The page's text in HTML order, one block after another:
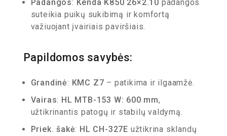
Padangos: Kenda K850 26×2.10 padangos
suteikia puikų sukibimą ir komfortą
važiuojant įvairiais paviršiais.
Papildomos savybės:
Grandinė: KMC Z7 – patikima ir ilgaamžė.
Vairas: HL MTB-153 W: 600 mm,
užtikrinantis patogų ir stabilų valdymą.
Priek. šakė: HL CH-327E užtikrina sklandų